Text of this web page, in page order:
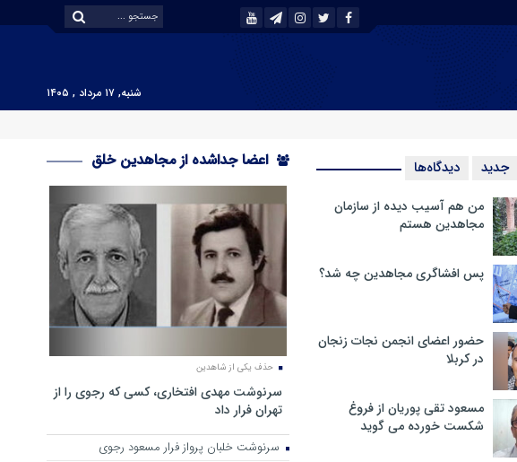
شنبه, ۱۷ مرداد , ۱۴۰۵
جدید دیدگاه‌ها
من هم آسیب دیده از سازمان
مجاهدین هستم
پس افشاگری مجاهدین چه شد؟
حضور اعضای انجمن نجات زنجان
در کربلا
مسعود تقی پوریان از فروغ
شکست خورده می گوید
اعضا جداشده از مجاهدین خلق
حذف یکی از شاهدین
سرنوشت مهدی افتخاری، کسی که رجوی را از
تهران فرار داد
سرنوشت خلبان پرواز فرار مسعود رجوی